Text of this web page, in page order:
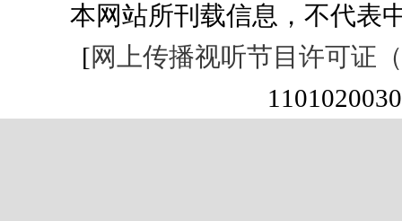
本网站所刊载信息，不代表
[网上传播视听节目许可证